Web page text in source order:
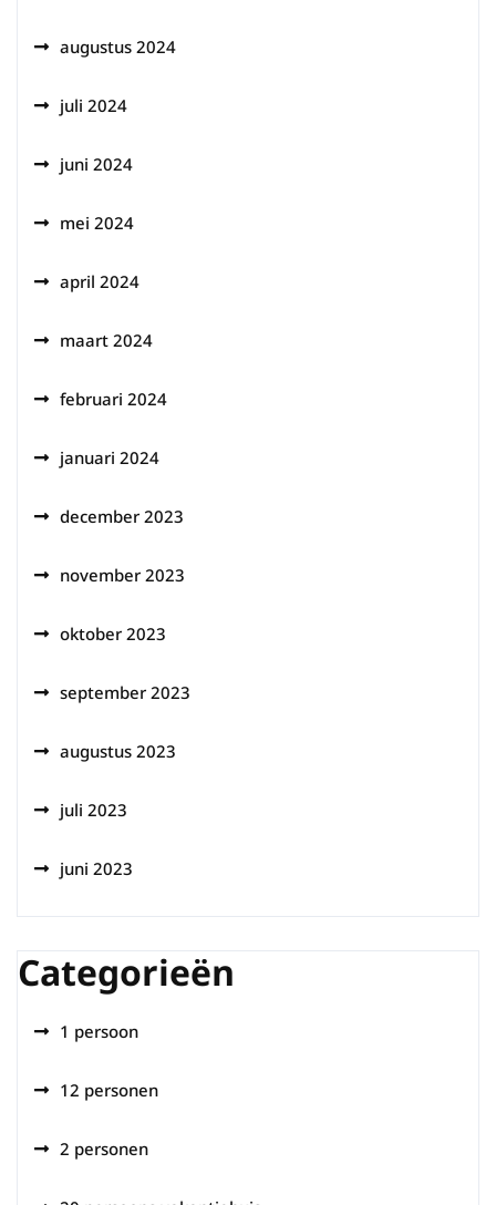
augustus 2024
juli 2024
juni 2024
mei 2024
april 2024
maart 2024
februari 2024
januari 2024
december 2023
november 2023
oktober 2023
september 2023
augustus 2023
juli 2023
juni 2023
Categorieën
1 persoon
12 personen
2 personen